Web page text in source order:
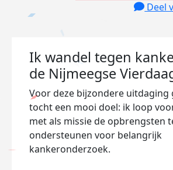
Deel
Ik wandel tegen
de Nijmeegse
Voor deze bijzondere uitdaging
tocht een mooi doel: ik loop
met als missie de opbrengsten
ondersteunen voor belangrijk
kankeronderzoek.